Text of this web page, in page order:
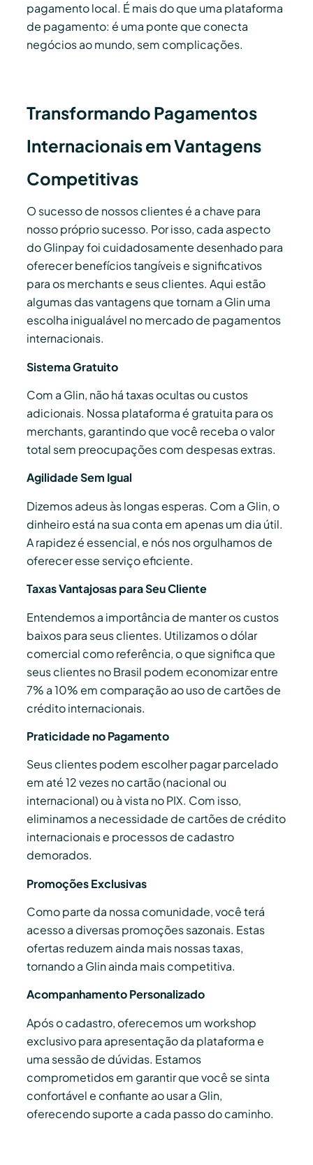
pagamento local. É mais do que uma plataforma
de pagamento: é uma ponte que conecta
negócios ao mundo, sem complicações.
Transformando Pagamentos
Internacionais em Vantagens
Competitivas
O sucesso de nossos clientes é a chave para
nosso próprio sucesso. Por isso, cada aspecto
do Glinpay foi cuidadosamente desenhado para
oferecer benefícios tangíveis e significativos
para os merchants e seus clientes. Aqui estão
algumas das vantagens que tornam a Glin uma
escolha inigualável no mercado de pagamentos
internacionais.
Sistema Gratuito
Com a Glin, não há taxas ocultas ou custos
adicionais. Nossa plataforma é gratuita para os
merchants, garantindo que você receba o valor
total sem preocupações com despesas extras.
Agilidade Sem Igual
Dizemos adeus às longas esperas. Com a Glin, o
dinheiro está na sua conta em apenas um dia útil.
A rapidez é essencial, e nós nos orgulhamos de
oferecer esse serviço eficiente.
Taxas Vantajosas para Seu Cliente
Entendemos a importância de manter os custos
baixos para seus clientes. Utilizamos o dólar
comercial como referência, o que significa que
seus clientes no Brasil podem economizar entre
7% a 10% em comparação ao uso de cartões de
crédito internacionais.
Praticidade no Pagamento
Seus clientes podem escolher pagar parcelado
em até 12 vezes no cartão (nacional ou
internacional) ou à vista no PIX. Com isso,
eliminamos a necessidade de cartões de crédito
internacionais e processos de cadastro
demorados.
Promoções Exclusivas
Como parte da nossa comunidade, você terá
acesso a diversas promoções sazonais. Estas
ofertas reduzem ainda mais nossas taxas,
tornando a Glin ainda mais competitiva.
Acompanhamento Personalizado
Após o cadastro, oferecemos um workshop
exclusivo para apresentação da plataforma e
uma sessão de dúvidas. Estamos
comprometidos em garantir que você se sinta
confortável e confiante ao usar a Glin,
oferecendo suporte a cada passo do caminho.